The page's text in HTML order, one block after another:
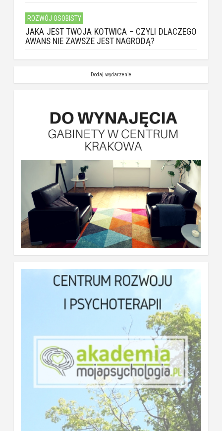
ROZWÓJ OSOBISTY
JAKA JEST TWOJA KOTWICA – CZYLI DLACZEGO
AWANS NIE ZAWSZE JEST NAGRODĄ?
Dodaj wydarzenie